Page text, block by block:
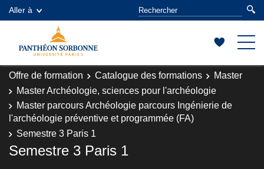
Aller à
Offre de formation Catalogue des formations
Master
Master Archéologie, sciences pour l'archéologie
Master parcours Archéologie parcours Ingénierie de
l'archéologie préventive et programmée (FA)
Semestre 3 Paris 1
Semestre 3 Paris 1